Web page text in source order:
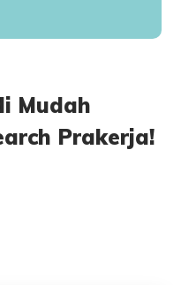
Mudah
Prakerja!